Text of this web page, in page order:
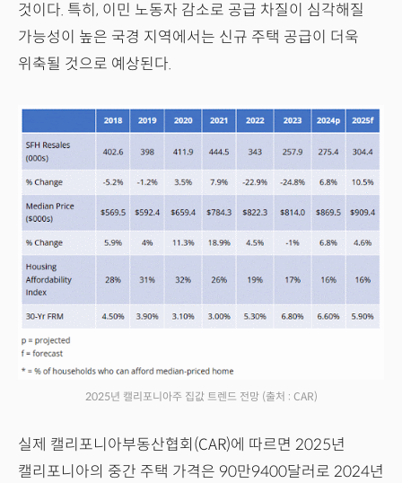
것이다. 특히, 이민 노동자 감소로 공급 차질이 심각해질
가능성이 높은 국경 지역에서는 신규 주택 공급이 더욱
위축될 것으로 예상된다.
2025년 캘리포니아주 집값 트렌드 전망 (출처 : CAR)
실제 캘리포니아부동산협회(CAR)에 따르면 2025년
캘리포니아의 중간 주택 가격은 90만9400달러로 2024년